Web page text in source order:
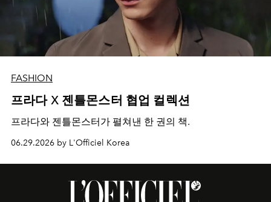
FASHION
프라다 X 젠틀몬스터 협업 컬렉션
프라다와 젠틀몬스터가 펼쳐낸 한 권의 책.
06.29.2026 by L'Officiel Korea